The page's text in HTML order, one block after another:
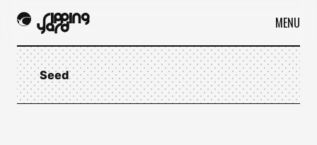
MENU
Seed